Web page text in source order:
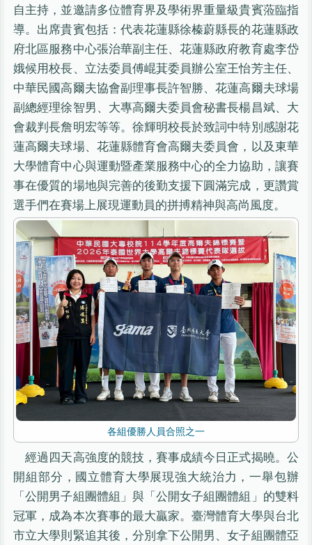
自主持，並邀請多位體育界及學術界重量級貴賓蒞臨指
導。出席貴賓包括：代表花蓮縣徐榛蔚縣長的花蓮縣政
府北區服務中心張治華副主任、花蓮縣政府教育處李岱
娥候用校長、立法委員傅崐萁委員辦公室王怡芳主任、
中華民國高爾夫協會副理事長許智勝、花蓮高爾夫球場
副總經理徐智男、大專高爾夫委員會秘書長楊昌斌、大
會裁判長詹明宏等等。徐輝明校長於致詞中特別感謝花
蓮高爾夫球場、花蓮縣體育會高爾夫委員會，以及東華
大學體育中心與運動暨產業服務中心的全力協助，讓賽
事在優質的場地與完善的後勤支援下圓滿完成，更讚賞
選手們在賽場上展現運動員的拼搏精神與高尚風度。
各組優勝人員合照之一
經過四天高強度的競技，賽事成績今日正式揭曉。公
開組部分，國立體育大學展現強大統治力，一舉包辦
「公開男子組團體組」與「公開女子組團體組」的雙料
冠軍，成為本次賽事的最大贏家。臺灣體育大學與台北
市立大學則緊追其後，分別拿下公開男、女子組團體亞